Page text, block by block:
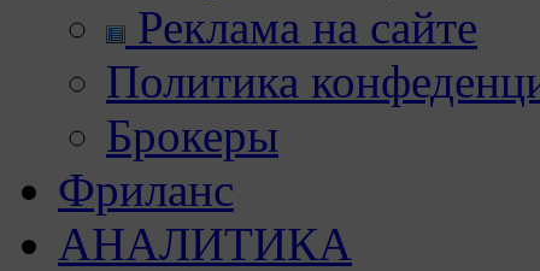
Реклама на сайте
Политика
Брокеры
Фриланс
АНАЛИТИКА